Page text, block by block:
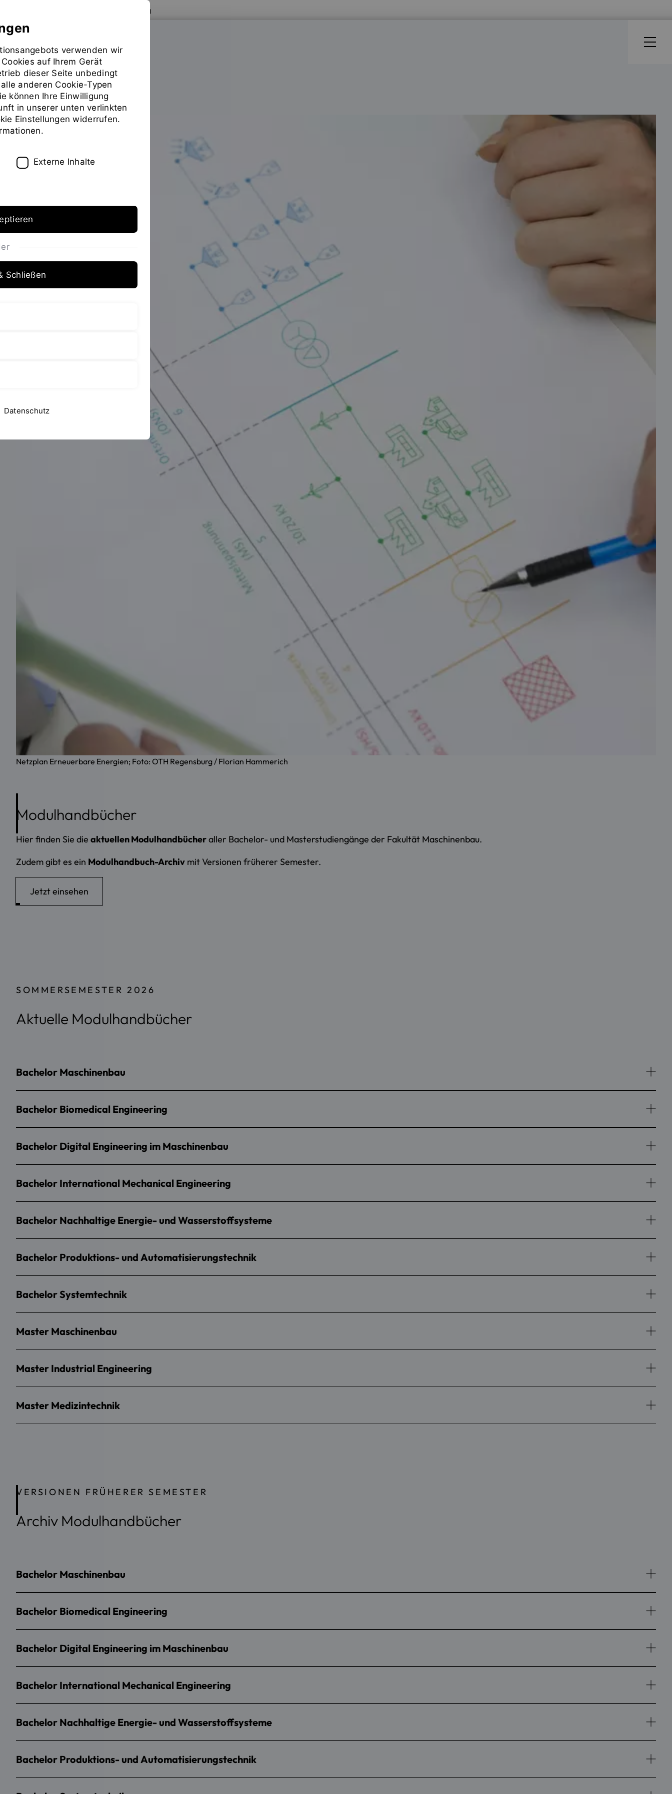
Zur Website der OTH Regensburg
FAKULTÄT MASCHINENBAU
Sie
befinden
sich
auf
der
"Modulhandbücher"
Studium Modulhandbücher
Netzplan Erneuerbare Energien; Foto: OTH Regensburg / Florian Hammerich
Modulhandbücher
Hier finden Sie die aktuellen Modulhandbücheraller Bachelor- und Masterstudiengänge der Fakultät Maschinenbau.
Zudem gibt es ein Modulhandbuch-Archiv mit Versionen früherer Semester.
Jetzt einsehen
SOMMERSEMESTER 2026
Aktuelle Modulhandbücher
Bachelor Maschinenbau
Bachelor Biomedical Engineering
Bachelor Digital Engineering im Maschinenbau
Bachelor International Mechanical Engineering
Bachelor Nachhaltige Energie- und Wasserstoffsysteme
Bachelor Produktions- und Automatisierungstechnik
Bachelor Systemtechnik
Master Maschinenbau
Master Industrial Engineering
Master Medizintechnik
VERSIONEN FRÜHERER SEMESTER
Archiv Modulhandbücher
Bachelor Maschinenbau
Bachelor Biomedical Engineering
Bachelor Digital Engineering im Maschinenbau
Bachelor International Mechanical Engineering
Bachelor Nachhaltige Energie- und Wasserstoffsysteme
Bachelor Produktions- und Automatisierungstechnik
verwenden wir
auf Ihrem Gerät
dieser Seite unbedingt
anderen Cookie-Typen
können Ihre Einwilligung
in unserer unten verlinkten
Einstellungen widerrufen.
Externe Inhalte
Schließen
Datenschutz